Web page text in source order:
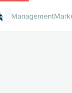
Management